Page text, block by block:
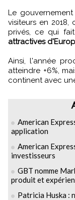
Le
visiteurs en 2018,
privés, ce qui
attractives
Ainsi, l'année
atteindre +6%,
continent avec
American
application
American
investisseurs
GBT nomme
produit et
Patricia Huska :